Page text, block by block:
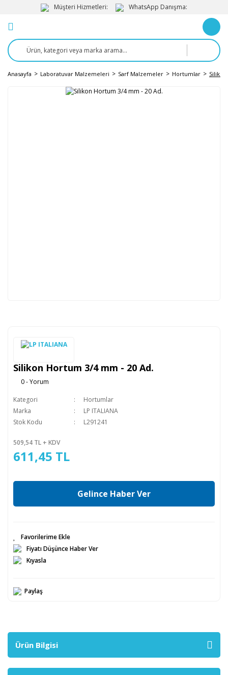
Müşteri Hizmetleri: WhatsApp Danışma:
Anasayfa Laboratuvar Malzemeleri Sarf Malzemeler Hortumlar
Silikon Hortum 3/4 mm - 20 Ad.
0 - Yorum
Kategori
Hortumlar
Marka
LP ITALIANA
Stok Kodu
L291241
509,54 TL + KDV
611,45 TL
Gelince Haber Ver
Fiyatı Düşünce Haber Ver
Kıyasla
Paylaş
Ürün Bilgisi